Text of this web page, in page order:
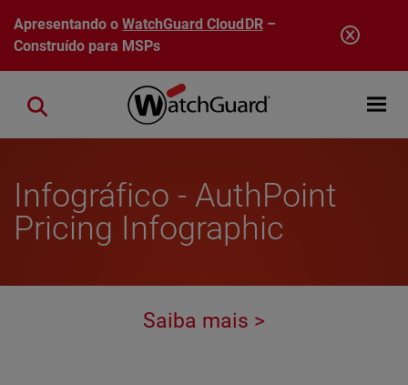
Pular para o conteúdo principal
Apresentando oWatchGuard CloudDR–
Construído para MSPs
Open
Close search
Infográfico - AuthPoint
Pricing Infographic
Saiba mais >